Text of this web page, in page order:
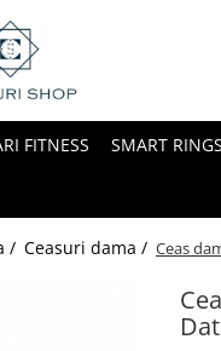
FITNESS SMART RINGS
/ Ceasuri dama / Ceas